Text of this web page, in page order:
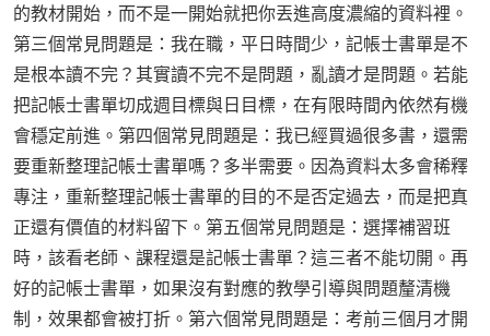
的教材開始，而不是一開始就把你丟進高度濃縮的資料裡。
第三個常見問題是：我在職，平日時間少，記帳士書單是不
是根本讀不完？其實讀不完不是問題，亂讀才是問題。若能
把記帳士書單切成週目標與日目標，在有限時間內依然有機
會穩定前進。第四個常見問題是：我已經買過很多書，還需
要重新整理記帳士書單嗎？多半需要。因為資料太多會稀釋
專注，重新整理記帳士書單的目的不是否定過去，而是把真
正還有價值的材料留下。第五個常見問題是：選擇補習班
時，該看老師、課程還是記帳士書單？這三者不能切開。再
好的記帳士書單，如果沒有對應的教學引導與問題釐清機
制，效果都會被打折。第六個常見問題是：考前三個月才開